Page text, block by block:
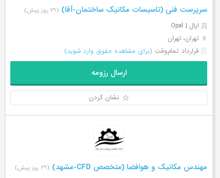
سرپرست فنی (تاسیسات مکانیک ساختمان-آقا) (۲۹ روز پیش)
اپال | Opal
تهران، تهران
قرارداد تمام‌وقت (برای مشاهده حقوق وارد شوید)
ارسال رزومه
نشان کردن
مهندس مکانیک و هوافضا (متخصص CFD-مشهد) (۲۹ روز پیش)